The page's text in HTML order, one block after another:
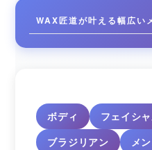
WAX匠道が叶える幅広い
ボディ フェイシ
ブラジリアン
メ